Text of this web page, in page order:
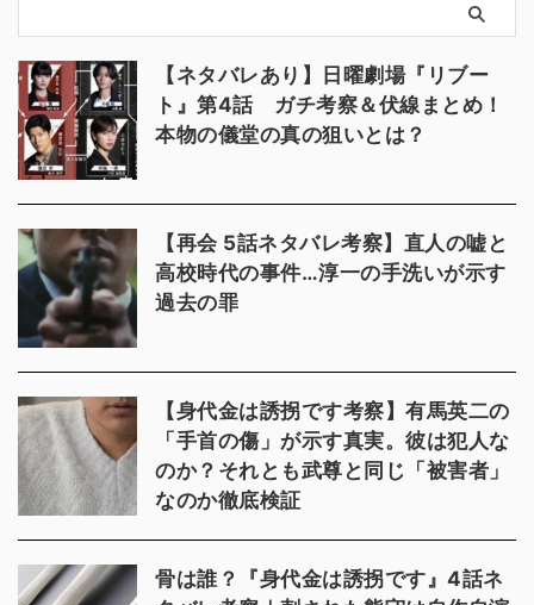
【ネタバレあり】日曜劇場『リブー
ト』第4話 ガチ考察＆伏線まとめ！
本物の儀堂の真の狙いとは？
【再会 5話ネタバレ考察】直人の嘘と
高校時代の事件…淳一の手洗いが示す
過去の罪
【身代金は誘拐です考察】有馬英二の
「手首の傷」が示す真実。彼は犯人な
のか？それとも武尊と同じ「被害者」
なのか徹底検証
骨は誰？『身代金は誘拐です』4話ネ